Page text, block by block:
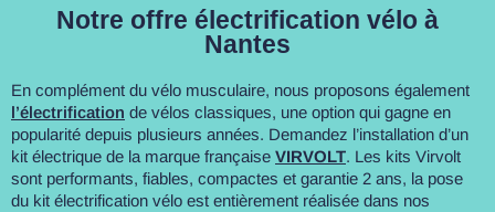
Notre offre électrification vélo à
Nantes
En complément du vélo musculaire, nous proposons également
l’électrification de vélos classiques, une option qui gagne en
popularité depuis plusieurs années. Demandez l’installation d’un
kit électrique de la marque française VIRVOLT. Les kits Virvolt
sont performants, fiables, compactes et garantie 2 ans, la pose
du kit électrification vélo est entièrement réalisée dans nos